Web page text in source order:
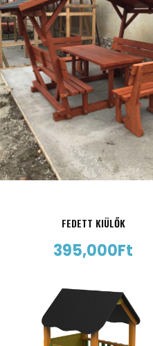
FEDETT KIÜLŐK
395,000Ft
AJÁNLATKÉRÉS